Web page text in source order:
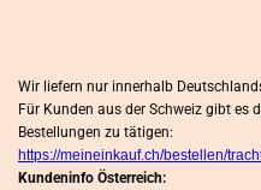
Wir liefern nur innerhalb
Für Kunden aus der Schweiz gibt es
Bestellungen zu tätigen:
https://meineinkauf.ch/bestellen/
Kundeninfo Österreich: